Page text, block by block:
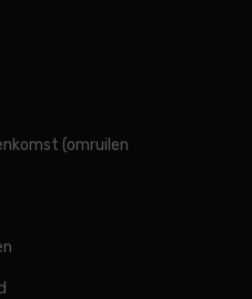
(omruilen